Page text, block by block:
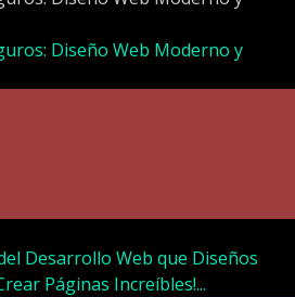
Diseño Web Moderno y
Desarrollo Web que Diseños
Páginas Increíbles!...